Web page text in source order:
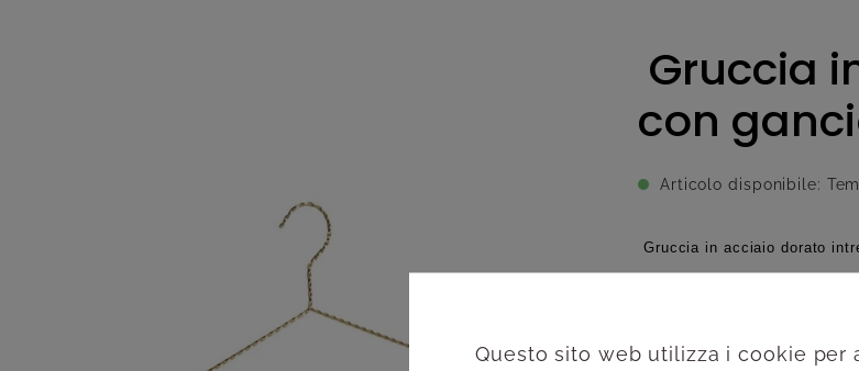
Gruccia
con
Articolo disponibile:
Gruccia in acciaio dorato
Questo sito web utilizza i cookie per